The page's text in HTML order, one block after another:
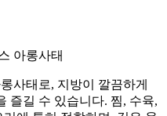
아롱사태
사태로, 지방이 깔끔하게
즐길 수 있습니다. 찜, 수육,